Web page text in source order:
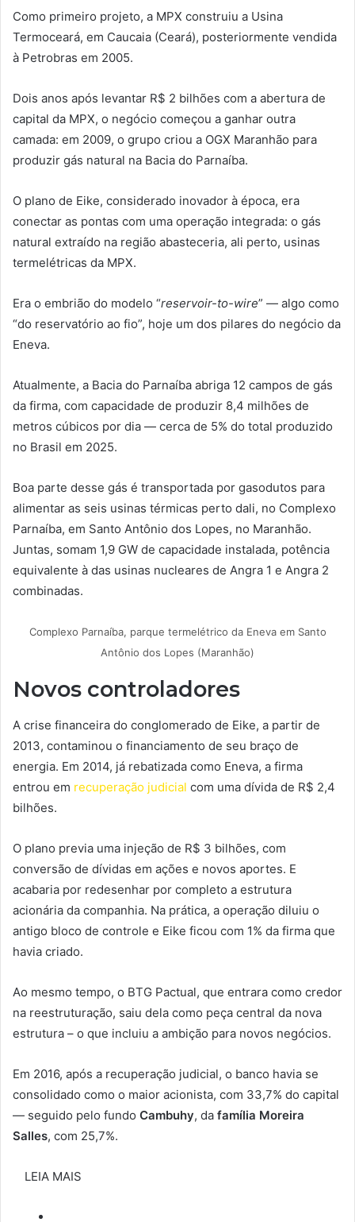
Como primeiro projeto, a MPX construiu a Usina
Termoceará, em Caucaia (Ceará), posteriormente vendida
à Petrobras em 2005.
Dois anos após levantar R$ 2 bilhões com a abertura de
capital da MPX, o negócio começou a ganhar outra
camada: em 2009, o grupo criou a OGX Maranhão para
produzir gás natural na Bacia do Parnaíba.
O plano de Eike, considerado inovador à época, era
conectar as pontas com uma operação integrada: o gás
natural extraído na região abasteceria, ali perto, usinas
termelétricas da MPX.
Era o embrião do modelo “reservoir-to-wire” — algo como
“do reservatório ao fio”, hoje um dos pilares do negócio da
Eneva.
Atualmente, a Bacia do Parnaíba abriga 12 campos de gás
da firma, com capacidade de produzir 8,4 milhões de
metros cúbicos por dia — cerca de 5% do total produzido
no Brasil em 2025.
Boa parte desse gás é transportada por gasodutos para
alimentar as seis usinas térmicas perto dali, no Complexo
Parnaíba, em Santo Antônio dos Lopes, no Maranhão.
Juntas, somam 1,9 GW de capacidade instalada, potência
equivalente à das usinas nucleares de Angra 1 e Angra 2
combinadas.
Complexo Parnaíba, parque termelétrico da Eneva em Santo
Antônio dos Lopes (Maranhão)
Novos controladores
A crise financeira do conglomerado de Eike, a partir de
2013, contaminou o financiamento de seu braço de
energia. Em 2014, já rebatizada como Eneva, a firma
entrou em recuperação judicial com uma dívida de R$ 2,4
bilhões.
O plano previa uma injeção de R$ 3 bilhões, com
conversão de dívidas em ações e novos aportes. E
acabaria por redesenhar por completo a estrutura
acionária da companhia. Na prática, a operação diluiu o
antigo bloco de controle e Eike ficou com 1% da firma que
havia criado.
Ao mesmo tempo, o BTG Pactual, que entrara como credor
na reestruturação, saiu dela como peça central da nova
estrutura – o que incluiu a ambição para novos negócios.
Em 2016, após a recuperação judicial, o banco havia se
consolidado como o maior acionista, com 33,7% do capital
— seguido pelo fundo Cambuhy, da família Moreira
Salles, com 25,7%.
LEIA MAIS